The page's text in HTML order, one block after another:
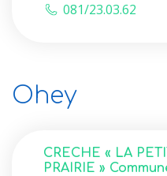
081/23.03.62
Ohey
CRECHE « LA
PRAIRIE »